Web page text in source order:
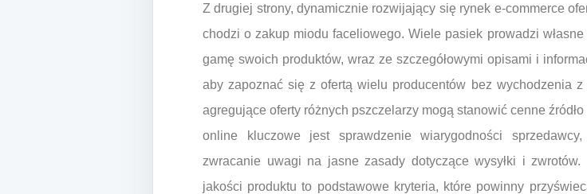
Z drugiej strony, dynamicznie rozwijający się rynek e-commerce
chodzi o zakup miodu faceliowego. Wiele pasiek prowadzi
gamę swoich produktów, wraz ze szczegółowymi opisami i
aby zapoznać się z ofertą wielu producentów bez wychodzenia
agregujące oferty różnych pszczelarzy mogą stanowić cenne
online kluczowe jest sprawdzenie wiarygodności
zwracanie uwagi na jasne zasady dotyczące wysyłki i
jakości produktu to podstawowe kryteria, które powinny